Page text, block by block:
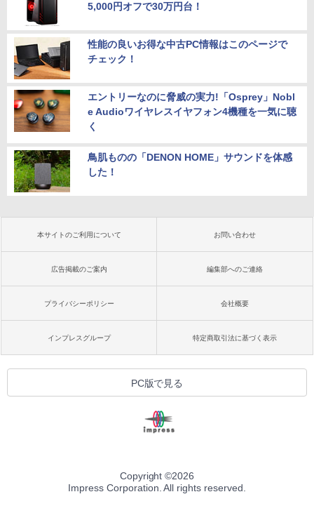
5,000円オフで30万円台！
性能の良いお得な中古PC情報はこのページで
チェック！
エントリーなのに脅威の実力!「Osprey」Nobl
e Audioワイヤレスイヤフォン4機種を一気に聴
く
鳥肌ものの「DENON HOME」サウンドを体感
した！
本サイトのご利用について お問い合わせ
広告掲載のご案内 編集部へのご連絡
プライバシーポリシー 会社概要
インプレスグループ 特定商取引法に基づく表示
PC版で見る
Copyright ©2026
Impress Corporation. All rights reserved.